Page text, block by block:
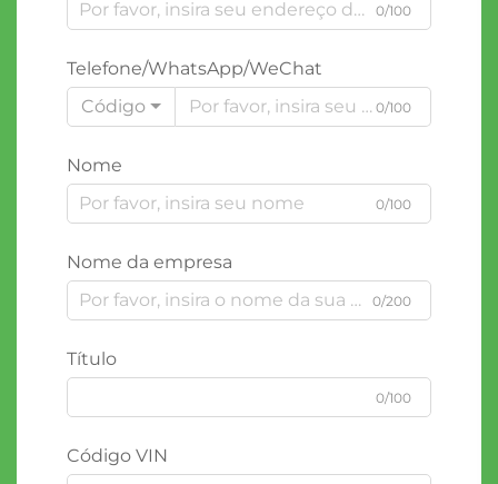
0/100
Telefone/WhatsApp/WeChat
Código
0/100
Nome
0/100
Nome da empresa
0/200
Título
0/100
Código VIN